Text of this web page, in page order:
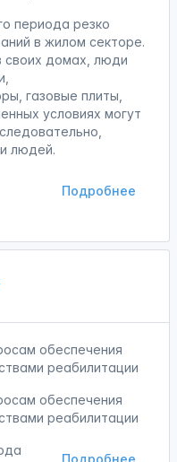
периода резко
в жилом секторе.
своих домах, люди
газовые плиты,
условиях могут
людей.
Подробнее
обеспечения
реабилитации
обеспечения
реабилитации
Подробнее